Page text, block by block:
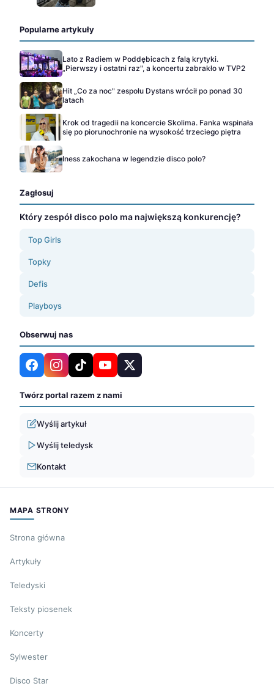
Popularne artykuły
Lato z Radiem w Poddębicach z falą krytyki.
„Pierwszy i ostatni raz", a koncertu zabrakło w TVP2
Hit „Co za noc" zespołu Dystans wrócił po ponad 30
latach
Krok od tragedii na koncercie Skolima. Fanka wspinała
się po piorunochronie na wysokość trzeciego piętra
Iness zakochana w legendzie disco polo?
Zagłosuj
Który zespół disco polo ma największą konkurencję?
Top Girls
Topky
Defis
Playboys
Obserwuj nas
Twórz portal razem z nami
Wyślij artykuł
Wyślij teledysk
Kontakt
MAPA STRONY
Strona główna
Artykuły
Teledyski
Teksty piosenek
Koncerty
Sylwester
Disco Star